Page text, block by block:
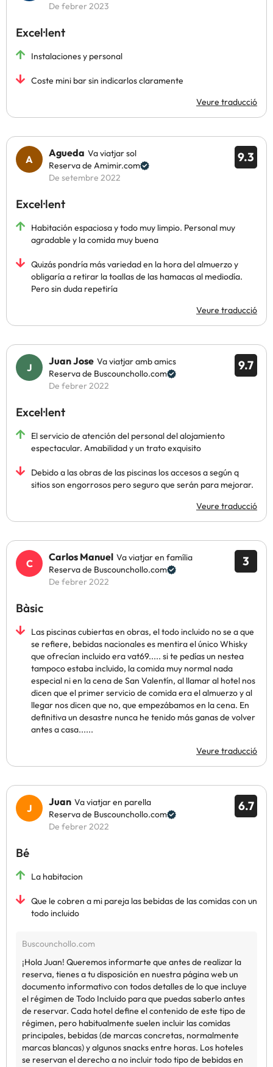
De febrer 2023
Excel·lent
Instalaciones y personal
Coste mini bar sin indicarlos claramente
Veure traducció
9.3
Agueda Va viatjar sol
Reserva de Amimir.com
De setembre 2022
Excel·lent
Habitación espaciosa y todo muy limpio. Personal muy
agradable y la comida muy buena
Quizás pondría más variedad en la hora del almuerzo y
obligaría a retirar la toallas de las hamacas al mediodía.
Pero sin duda repetiría
Veure traducció
9.7
Juan Jose Va viatjar amb amics
Reserva de Buscounchollo.com
De febrer 2022
Excel·lent
El servicio de atención del personal del alojamiento
espectacular. Amabilidad y un trato exquisito
Debido a las obras de las piscinas los accesos a según q
sitios son engorrosos pero seguro que serán para mejorar.
Veure traducció
3
Carlos Manuel Va viatjar en família
Reserva de Buscounchollo.com
De febrer 2022
Bàsic
Las piscinas cubiertas en obras, el todo incluido no se a que
se refiere, bebidas nacionales es mentira el único Whisky
que ofrecían incluido era vat69..... si te pedías un nestea
tampoco estaba incluido, la comida muy normal nada
especial ni en la cena de San Valentín, al llamar al hotel nos
dicen que el primer servicio de comida era el almuerzo y al
llegar nos dicen que no, que empezábamos en la cena. En
definitiva un desastre nunca he tenido más ganas de volver
antes a casa......
Veure traducció
6.7
Juan Va viatjar en parella
Reserva de Buscounchollo.com
De febrer 2022
Bé
La habitacion
Que le cobren a mi pareja las bebidas de las comidas con un
todo incluido